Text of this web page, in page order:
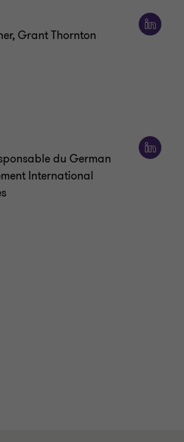
Grant Thornton
du German
International